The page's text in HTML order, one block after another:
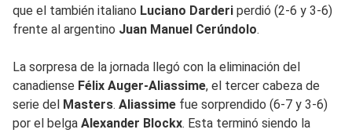
que el también italiano Luciano Darderi perdió (2-6 y 3-6)
frente al argentino Juan Manuel Cerúndolo.
La sorpresa de la jornada llegó con la eliminación del
canadiense Félix Auger-Aliassime, el tercer cabeza de
serie del Masters. Aliassime fue sorprendido (6-7 y 3-6)
por el belga Alexander Blockx. Esta terminó siendo la